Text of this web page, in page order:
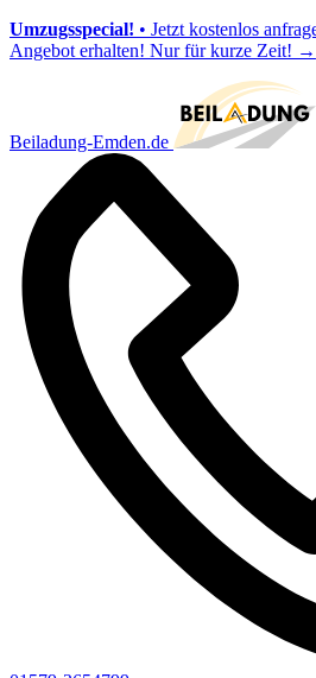
Umzugsspecial! • Jetzt kostenlos
Angebot erhalten! Nur für kurze Zeit! →
Beiladung-Emden.de